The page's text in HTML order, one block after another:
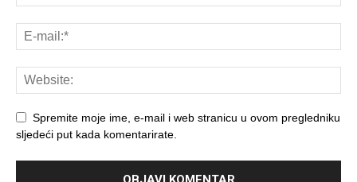
Spremite moje ime, e-mail i web stranicu u ovom pregledniku
sljedeći put kada komentarirate.